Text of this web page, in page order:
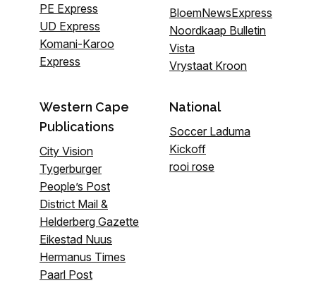
PE Express
UD Express
Komani-Karoo
Express
BloemNewsExpress
Noordkaap Bulletin
Vista
Vrystaat Kroon
Western Cape
Publications
City Vision
Tygerburger
People’s Post
District Mail &
Helderberg Gazette
Eikestad Nuus
Hermanus Times
Paarl Post
National
Soccer Laduma
Kickoff
rooi rose